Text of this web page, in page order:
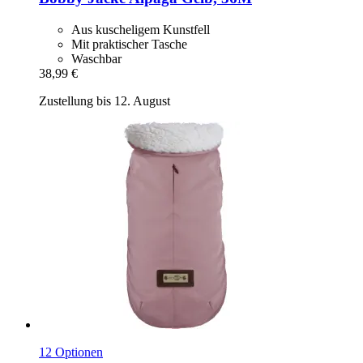
Aus kuscheligem Kunstfell
Mit praktischer Tasche
Waschbar
38,99 €
Zustellung bis 12. August
12 Optionen